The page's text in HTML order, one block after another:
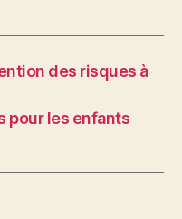
des risques à
pour les enfants